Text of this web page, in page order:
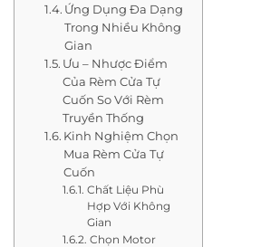
Ứng Dụng Đa Dạng
Trong Nhiều Không
Gian
Ưu – Nhược Điểm
Của Rèm Cửa Tự
Cuốn So Với Rèm
Truyền Thống
Kinh Nghiệm Chọn
Mua Rèm Cửa Tự
Cuốn
Chất Liệu Phù
Hợp Với Không
Gian
Chọn Motor